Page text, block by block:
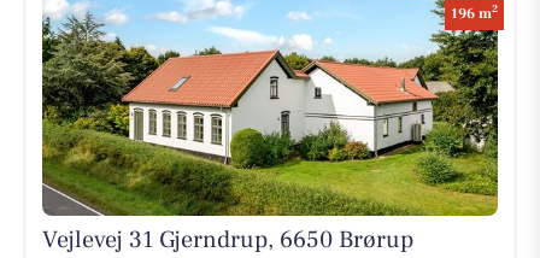
196 m2
Vejlevej 31 Gjerndrup, 6650 Brørup